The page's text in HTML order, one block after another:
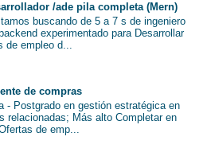
/ade pila completa (Mern)
buscando de 5 a 7 s de ingeniero
experimentado para Desarrollar
empleo d...
de compras
- Postgrado en gestión estratégica en
relacionadas; Más alto Completar en
de emp...